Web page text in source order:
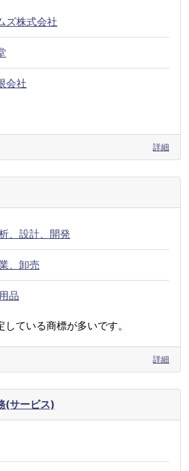
ズ株式会社
会社
詳細
、設計、開発
、卸売
品
ている商標が多いです。
詳細
(サービス)